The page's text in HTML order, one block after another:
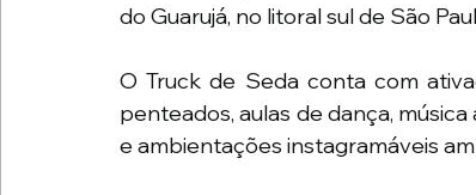
do Guarujá, no litoral sul de São
O Truck de Seda conta com
penteados, aulas de dança,
e ambientações instagramáveis